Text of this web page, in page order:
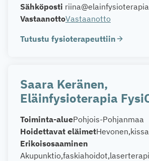
Sähköposti
VastaanottoVastaanotto
Tutustu fysioterapeuttiin
Saara Keränen,
Eläinfysioterapia
Toiminta-aluePohjois-Pohjanmaa
Hoidettavat eläimetHevonen kissa
Erikoisosaaminen
Akupunktio faskiahoidot